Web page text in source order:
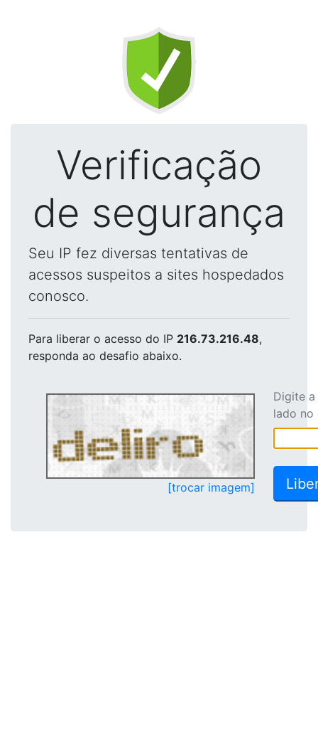
Verificação
de segurança
Seu IP fez diversas tentativas de
acessos suspeitos a sites hospedados
conosco.
Para liberar o acesso do IP 216.73.216.48,
responda ao desafio abaixo.
[trocar imagem]
Digite
lado no